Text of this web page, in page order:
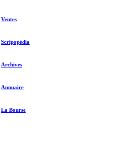
Ventes
Scripopédia
Archives
Annuaire
La Bourse